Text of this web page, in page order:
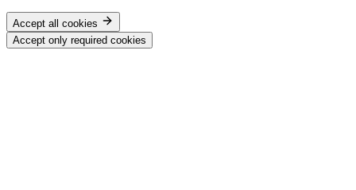
Accept all cookies
Accept only required cookies